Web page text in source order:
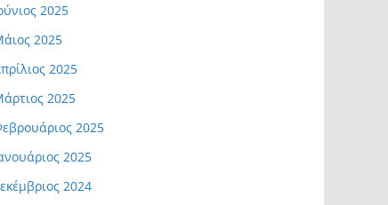
2025
2025
2025
2025
2025
2025
2024